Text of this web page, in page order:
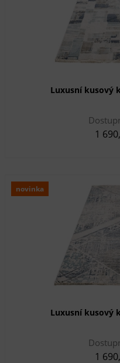
Luxusní kusový
1
novinka
Luxusní kusový
1